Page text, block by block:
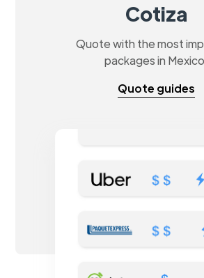
Cotiza
Quote with the most
packages in
Quote guides